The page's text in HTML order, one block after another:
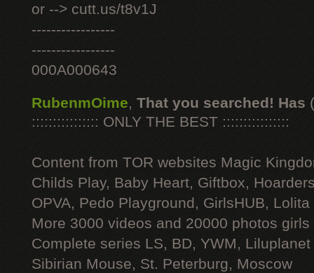
or --> cutt.us/t8v1J
-----------------
-----------------
000A000643
RubenmOime, That you searched! Has
:::::::::::::::: ONLY THE BEST ::::::::::::::::
Content from TOR websites Magic
Childs Play, Baby Heart, Giftbox,
OPVA, Pedo Playground, GirlsHUB, Lolita
More 3000 videos and 20000 photos
Complete series LS, BD, YWM, Liluplanet
Sibirian Mouse, St. Peterburg, Moscow